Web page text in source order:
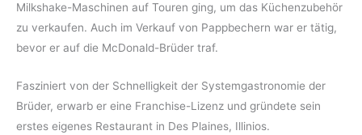
Milkshake-Maschinen auf Touren ging, um das Küchenzubehör
zu verkaufen. Auch im Verkauf von Pappbechern war er tätig,
bevor er auf die McDonald-Brüder traf.
Fasziniert von der Schnelligkeit der Systemgastronomie der
Brüder, erwarb er eine Franchise-Lizenz und gründete sein
erstes eigenes Restaurant in Des Plaines, Illinios.